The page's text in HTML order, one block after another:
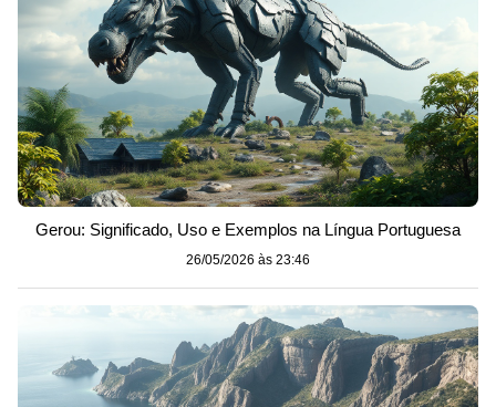
Gerou: Significado, Uso e Exemplos na Língua Portuguesa
26/05/2026 às 23:46